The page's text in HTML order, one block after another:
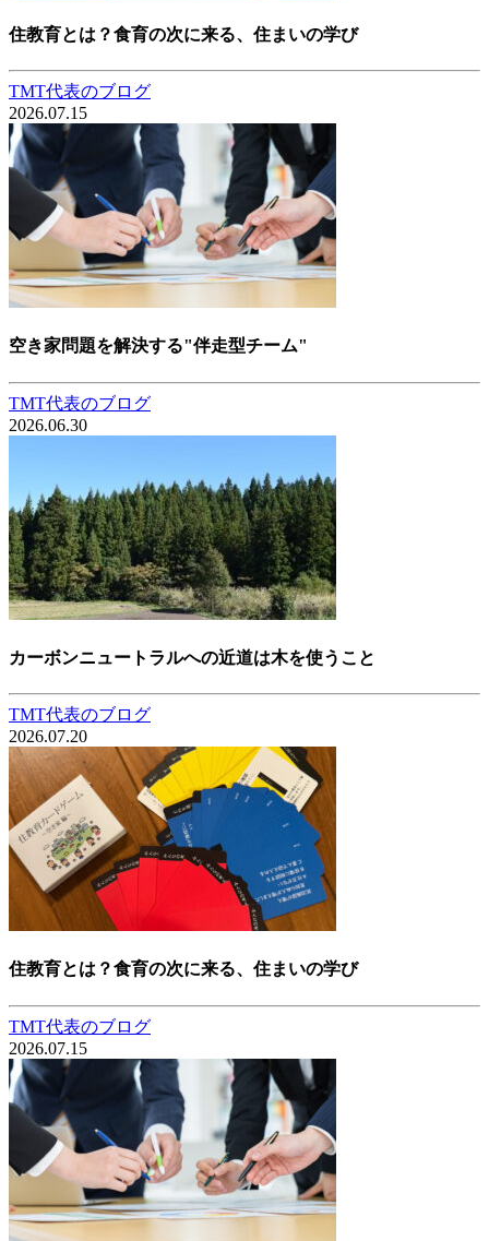
住教育とは？食育の次に来る、住まいの学び
TMT代表のブログ
2026.07.15
空き家問題を解決する"伴走型チーム"
TMT代表のブログ
2026.06.30
カーボンニュートラルへの近道は木を使うこと
TMT代表のブログ
2026.07.20
住教育とは？食育の次に来る、住まいの学び
TMT代表のブログ
2026.07.15